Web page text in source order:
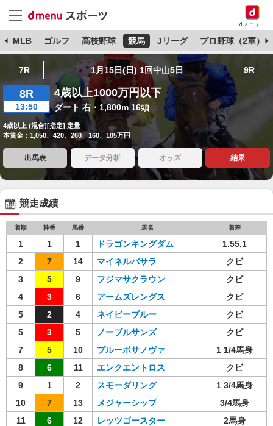
dメニュー
MLB ゴルフ 高校野球 競馬 Jリーグ プロ野球（2軍）
7R 1月15日(日) 1回中山5日 9R
8R
13:50
4歳以上1000万円以下
ダート 右・1,800m 16頭
4歳以上 (混合)[指定] 定量
本賞金：1,050、420、260、160、105万円
出馬表 データ分析 オッズ 結果
競走成績
着順 枠番 馬番 馬名 着差
1 1 1 ドラゴンキングダム
1.55.1
2
7 14 マイネルバサラ
クビ
3
5 9 フジマサクラウン
クビ
4
3 6 アームズレングス
クビ
5
2 4 ネイビーブルー
クビ
5
3 5 ノーブルサンズ
クビ
7
5 10 ブルーボサノヴァ
1 1/4馬身
8
6 11 エンクエントロス
クビ
9
1 2 スモーダリング
1 3/4馬身
10
7 13 メジャーシップ
3/4馬身
11
6 12 レッツゴースター
2馬身